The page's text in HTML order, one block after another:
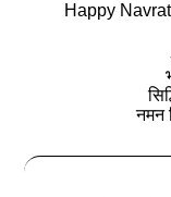
Happy
नमन